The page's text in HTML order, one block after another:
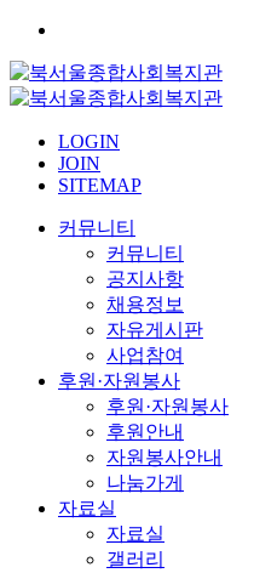
LOGIN
JOIN
SITEMAP
커뮤니티
커뮤니티
공지사항
채용정보
자유게시판
사업참여
후원·자원봉사
후원·자원봉사
후원안내
자원봉사안내
나눔가게
자료실
자료실
갤러리